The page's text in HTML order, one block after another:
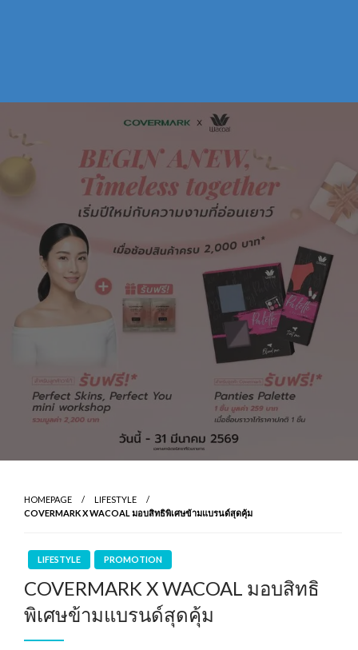
HOMEPAGE
LIFESTYLE
COVERMARK X WACOAL มอบสิทธิพิเศษข้ามแบรนด์สุดคุ้ม
LIFESTYLE PROMOTION
COVERMARK X WACOAL มอบสิทธิ
พิเศษข้ามแบรนด์สุดคุ้ม